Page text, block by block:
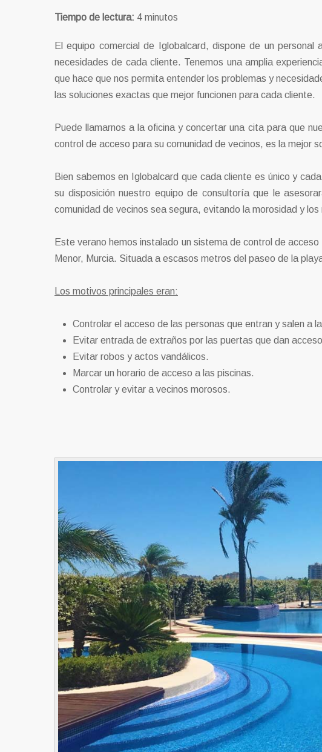
Tiempo de lectura: 4 minutos
El equipo comercial de Iglobalcard, dispone de un
necesidades de cada cliente. Tenemos una amplia
que hace que nos permita entender los problemas y
las soluciones exactas que mejor funcionen para cada cliente.
Puede llamarnos a la oficina y concertar una cita para que
control de acceso para su comunidad de vecinos, es la mejor
Bien sabemos en Iglobalcard que cada cliente es único y
su disposición nuestro equipo de consultoría que le
comunidad de vecinos sea segura, evitando la morosidad y los
Este verano hemos instalado un sistema de control de
Menor, Murcia. Situada a escasos metros del paseo de la
Los motivos principales eran:
Controlar el acceso de las personas que entran y salen a
Evitar entrada de extraños por las puertas que dan
Evitar robos y actos vandálicos.
Marcar un horario de acceso a las piscinas.
Controlar y evitar a vecinos morosos.